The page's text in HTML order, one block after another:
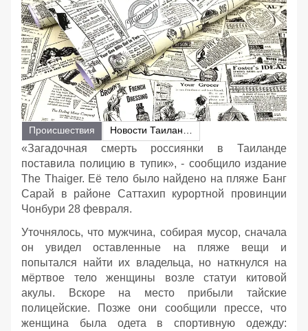
Происшествия
«Загадочная смерть россиянки в Таиланде
поставила полицию в тупик», - сообщило издание
The Thaiger. Её тело было найдено на пляже Банг
Сарай в районе Саттахип курортной провинции
Чонбури 28 февраля.
Уточнялось, что мужчина, собирая мусор, сначала
он увидел оставленные на пляже вещи и
попытался найти их владельца, но наткнулся на
мёртвое тело женщины возле статуи китовой
акулы. Вскоре на место прибыли тайские
полицейские. Позже они сообщили прессе, что
женщина была одета в спортивную одежду: